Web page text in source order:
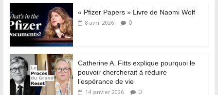
« Pfizer Papers » Livre de Naomi Wolf
8 avril 2026 0
Catherine A. Fitts explique pourquoi le
pouvoir chercherait à réduire
l’espérance de vie
14 janvier 2026 0